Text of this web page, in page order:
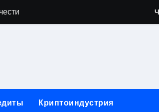
лент
электронных компонентов
Криптоиндустрия